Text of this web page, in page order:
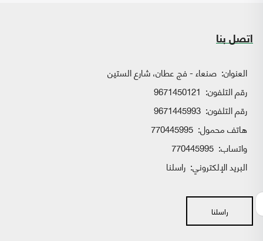
اتصل بنا
العنوان: صنعاء - فج عطان، شارع الستين
رقم التلفون: 9671450121
رقم التلفون: 9671445993
هاتف محمول: 770445995
واتساب:
البريد الإلكتروني: راسلنا
راسلنا